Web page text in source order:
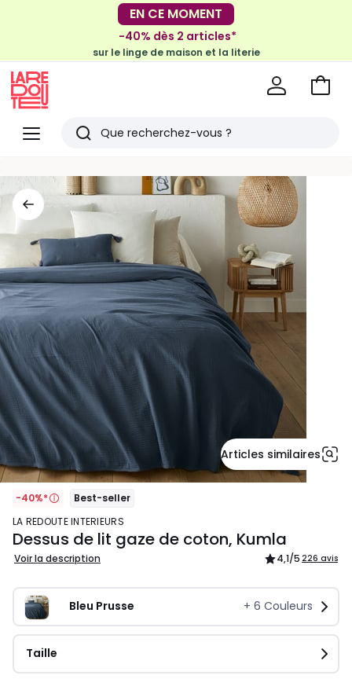
-30€ tous les 100€*
sur le meuble & la déco
-40% dès 2 articles*
sur le linge de maison et la literie
Menu
Redoute
Rechercher
articles
vus
Voir
Articles similaires
-40%*
Best-seller
LA REDOUTE INTERIEURS
Dessus de lit gaze de coton, Kumla
Voir la description 4,1/5 226 avis
Bleu Prusse + 6 Couleurs
Taille